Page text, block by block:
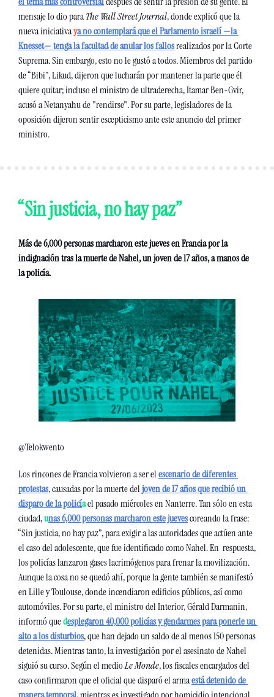
mensaje lo dio para The Wall Street Journal, donde explicó que la
nueva iniciativa ya no contemplará que el Parlamento israelí —la
Knesset— tenga la facultad de anular los fallos realizados por la Corte
Suprema. Sin embargo, esto no le gustó a todos. Miembros del partido
de “Bibi”, Likud, dijeron que lucharán por mantener la parte que él
quiere quitar; incluso el ministro de ultraderecha, Itamar Ben-Gvir,
acusó a Netanyahu de "rendirse". Por su parte, legisladores de la
oposición dijeron sentir escepticismo ante este anuncio del primer
ministro.
“Sin justicia, no hay paz”
Más de 6,000 personas marcharon este jueves en Francia por la
indignación tras la muerte de Nahel, un joven de 17 años, a manos de
la policía.
@Telokwento
Los rincones de Francia volvieron a ser el escenario de diferentes
protestas, causadas por la muerte del joven de 17 años que recibió un
disparo de la policía el pasado miércoles en Nanterre. Tan sólo en esta
ciudad, unas 6,000 personas marcharon este jueves coreando la frase:
“Sin justicia, no hay paz”, para exigir a las autoridades que actúen ante
el caso del adolescente, que fue identificado como Nahel. En  respuesta,
los policías lanzaron gases lacrimógenos para frenar la movilización.
Aunque la cosa no se quedó ahí, porque la gente también se manifestó
en Lille y Toulouse, donde incendiaron edificios públicos, así como
automóviles. Por su parte, el ministro del Interior, Gérald Darmanin,
informó que desplegaron 40,000 policías y gendarmes para ponerle un
alto a los disturbios, que han dejado un saldo de al menos 150 personas
detenidas. Mientras tanto, la investigación por el asesinato de Nahel
siguió su curso. Según el medio Le Monde, los fiscales encargados del
caso confirmaron que el oficial que disparó el arma está detenido de